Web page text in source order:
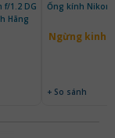
f/1.2 DG
Hãng
Ống kính Nikon
Ngừng kinh
+ So sánh